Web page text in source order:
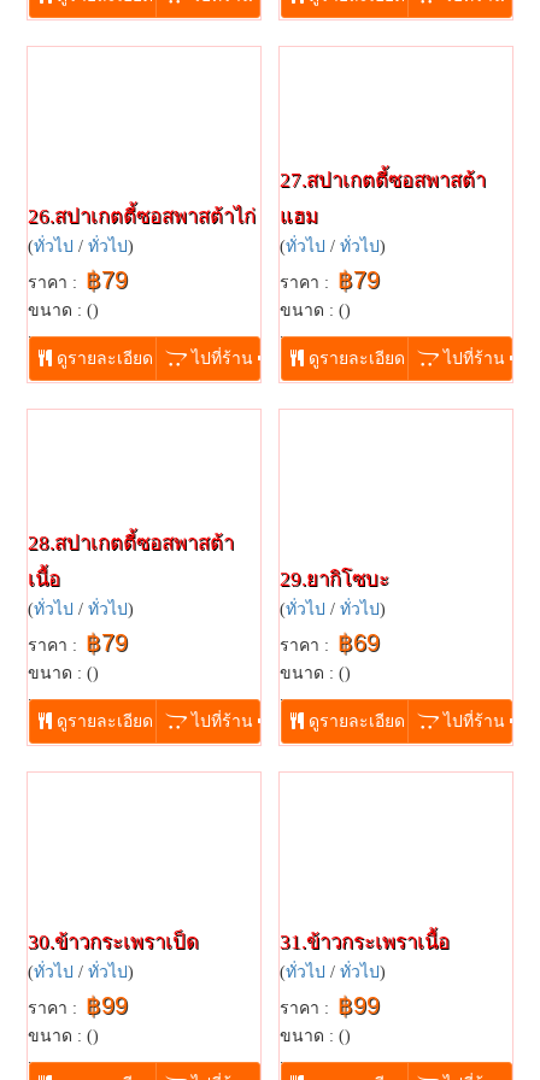
26.สปาเกตตี้ซอสพาสต้าไก่
(ทั่วไป / ทั่วไป)
ราคา : ฿79
ขนาด : ()
...
ดูรายละเอียด ไปที่ร้าน
27.สปาเกตตี้ซอสพาสต้า
แฮม
(ทั่วไป / ทั่วไป)
ราคา : ฿79
ขนาด : ()
...
ดูรายละเอียด ไปที่ร้าน
28.สปาเกตตี้ซอสพาสต้า
เนื้อ
(ทั่วไป / ทั่วไป)
ราคา : ฿79
ขนาด : ()
...
ดูรายละเอียด ไปที่ร้าน
29.ยากิโซบะ
(ทั่วไป / ทั่วไป)
ราคา : ฿69
ขนาด : ()
...
ดูรายละเอียด ไปที่ร้าน
30.ข้าวกระเพราเป็ด
(ทั่วไป / ทั่วไป)
ราคา : ฿99
ขนาด : ()
...
31.ข้าวกระเพราเนื้อ
(ทั่วไป / ทั่วไป)
ราคา : ฿99
ขนาด : ()
...